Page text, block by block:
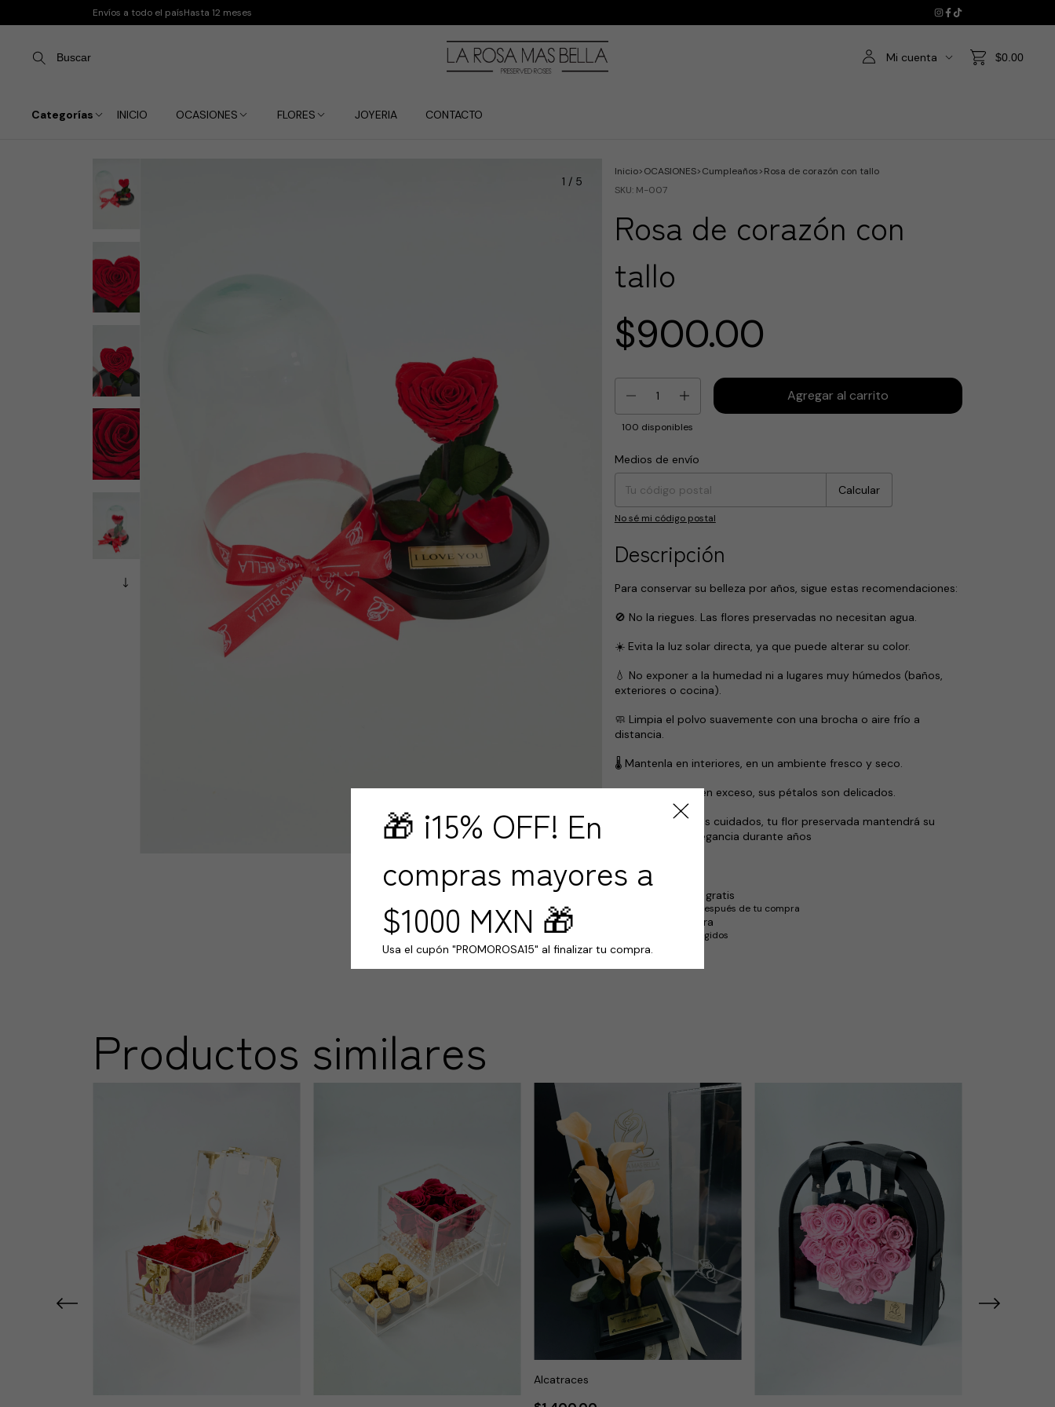
Envíos a todo el paísHasta 12 meses
Buscar Mi cuenta $0.00
Categorías INICIO OCASIONES FLORES JOYERIA CONTACTO
1 / 5
Inicio>OCASIONES>Cumpleaños>Rosa de corazón con tallo
SKU: M-007
Rosa de corazón con
tallo
$900.00
100 disponibles
Entregas para el CP:
Medios de envío
Calcular
No sé mi código postal
Descripción
Para conservar su belleza por años, sigue estas recomendaciones:
🚫 No la riegues. Las flores preservadas no necesitan agua.
☀️ Evita la luz solar directa, ya que puede alterar su color.
💧 No exponer a la humedad ni a lugares muy húmedos (baños,
exteriores o cocina).
🧼 Limpia el polvo suavemente con una brocha o aire frío a
distancia.
🌡️ Mantenla en interiores, en un ambiente fresco y seco.
🤲 No manipular en exceso, sus pétalos son delicados.
✨ Siguiendo estos cuidados, tu flor preservada mantendrá su
forma, color y elegancia durante años
Devoluciones gratis
Hasta 30 días después de tu compra
Compra segura
Tus datos protegidos
Productos similares
Alcatraces
🎁 ¡15% OFF! En
compras mayores a
$1000 MXN 🎁
Usa el cupón "PROMOROSA15" al finalizar tu compra.